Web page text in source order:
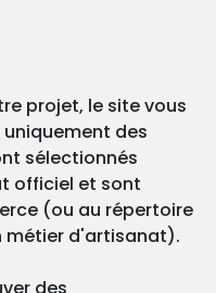
projet, le site vous
des
sélectionnés
officiel et sont
(ou au répertoire
métier d'artisanat).